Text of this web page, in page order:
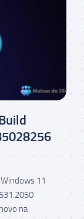
11
na